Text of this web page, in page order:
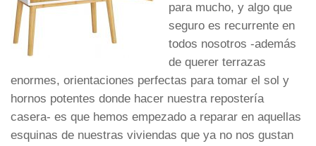
para mucho, y algo que
seguro es recurrente en
todos nosotros -además
de querer terrazas
enormes, orientaciones perfectas para tomar el sol y
hornos potentes donde hacer nuestra repostería
casera- es que hemos empezado a reparar en aquellas
esquinas de nuestras viviendas que ya no nos gustan